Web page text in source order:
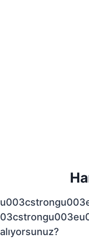
alıyorsunuz?